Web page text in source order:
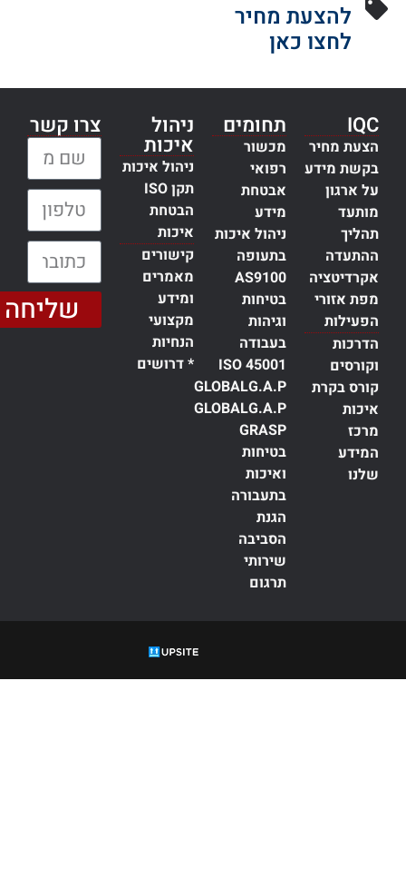
להצעת מחיר
לחצו כאן
IQC
הצעת מחיר
בקשת מידע
על ארגון
מותעד
תהליך
ההתעדה
אקרדיטציה
מפת אזורי
הפעילות
הדרכות
וקורסים
קורס בקרת
איכות
מרכז
המידע
שלנו
תחומים
מכשור
רפואי
אבטחת
מידע
ניהול איכות
בתעופה
AS9100
בטיחות
וגיהות
בעבודה
ISO 45001
GLOBALG.A.P
GLOBALG.A.P
GRASP
בטיחות
ואיכות
בתעבורה
הגנת
הסביבה
שירותי
תרגום
ניהול
איכות
ניהול איכות
תקן ISO
הבטחת
איכות
קישורים
מאמרים
ומידע
מקצועי
הנחיות
* דרושים
צרו קשר
שליחה